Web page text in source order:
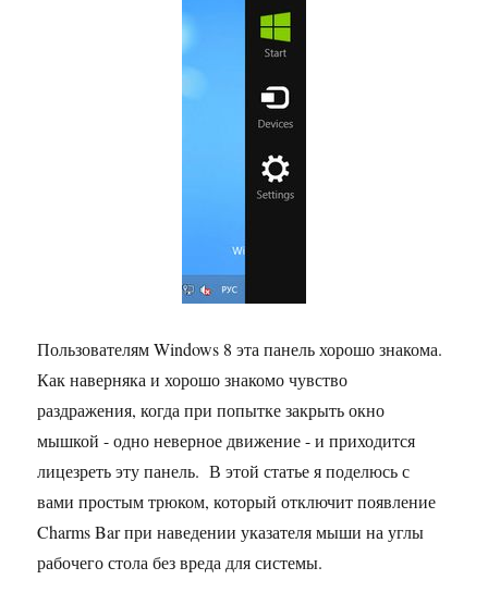
Пользователям Windows 8 эта панель хорошо знакома.
Как наверняка и хорошо знакомо чувство
раздражения, когда при попытке закрыть окно
мышкой - одно неверное движение - и приходится
лицезреть эту панель. В этой статье я поделюсь с
вами простым трюком, который отключит появление
Charms Bar при наведении указателя мыши на углы
рабочего стола без вреда для системы.